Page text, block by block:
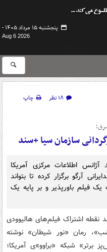
پنجشنبه ۱۵ مرداد ۱۴۰۵ -
Aug 6 2026
۱۸ نظر
چاپ
سازمان سیا +سند
اطلاعات مرکزی آمریکا
آرگو برگزار کرده تا بتواند
یک فیلم باورپذیر و بر پایه یک
نقطه اشتراک فیلم‌های هالیوودی
رمان «نور شیطان» نوشته
برتر» شبکه «براوو»ی آمریکا؛